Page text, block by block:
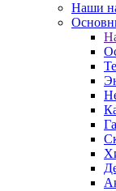
Наши